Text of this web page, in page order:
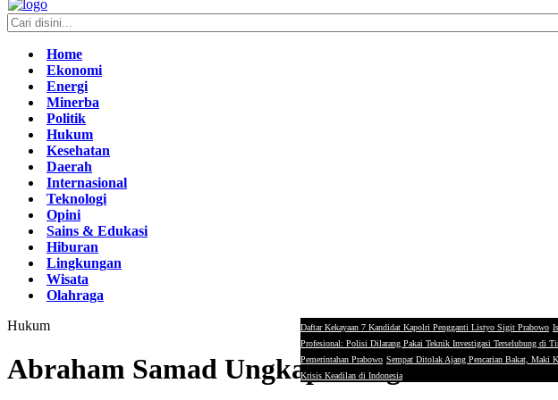
Home
Ekonomi
Energi
Minerba
Politik
Hukum
Kesehatan
Daerah
Internasional
Teknologi
Opini
Sains & Edukasi
Hiburan
Lingkungan
Wisata
Olahraga
Daftar Kekayaan 7 Kandidat Kapolri Pengganti Listyo Sigit Prabowo
Profesional: Polisi Dilarang Pakai Teknik Investigasi Terselubung di
Pemerintahan Prabowo Sempat Ditolak Ajang Pencarian Bakat, Maki
Krisis Keadilan di Indonesia
Hukum
Abraham Samad Ungkap Biang Kerok